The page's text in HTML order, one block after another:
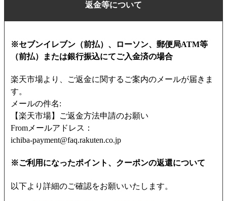
返金等について
※セブンイレブン（前払）、ローソン、郵便局ATM等
（前払）または銀行振込にてご入金済の場合
楽天市場より、ご返金に関するご案内のメールが届きま
す。
メールの件名:
【楽天市場】ご返金方法申請のお願い
Fromメールアドレス：
ichiba-payment@faq.rakuten.co.jp
※ご利用になったポイント、クーポンの返還について
以下より詳細のご確認をお願いいたします。